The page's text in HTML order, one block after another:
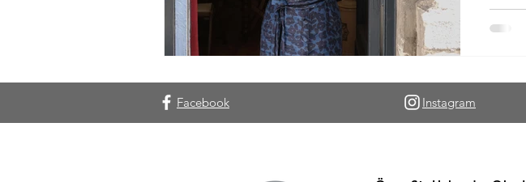
Facebook Instagram